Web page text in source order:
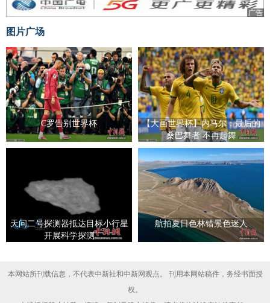
广告
图片广场
C罗告别世界杯
【大画世界杯】内马尔：最后的
桑巴舞者 不再起舞
天问二号探测器抵达目标小行星
开展科学探测
航拍夏日色林错景色迷人
本网站所刊载信息，不代表中新社和中新网观点。 刊用本网站稿件，务经书面授
权。